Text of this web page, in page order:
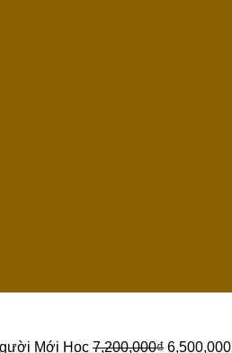
Mới Học 7,200,000₫ 6,500,000